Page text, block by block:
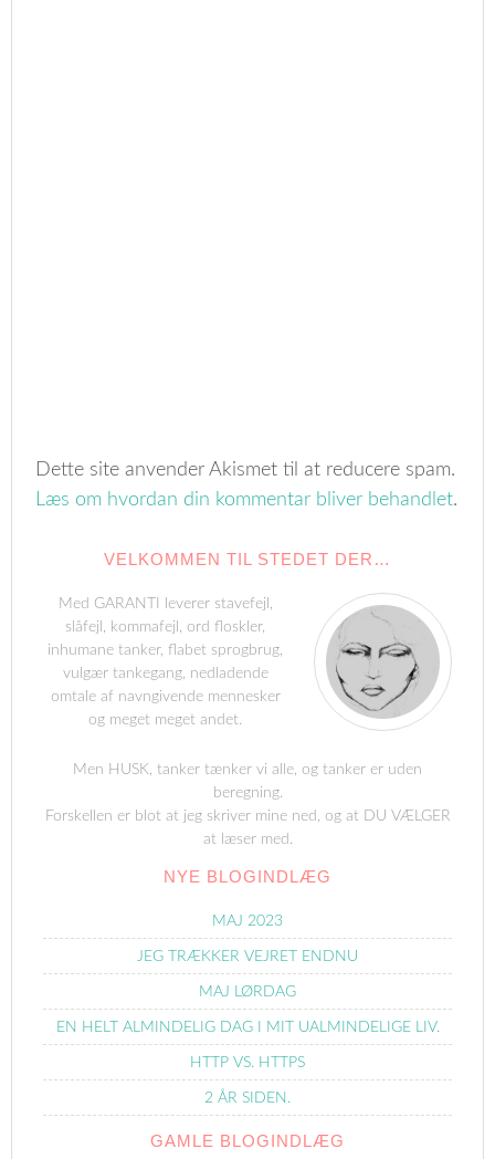
Dette site anvender Akismet til at reducere spam.
Læs om hvordan din kommentar bliver behandlet.
VELKOMMEN TIL STEDET DER…
Med GARANTI leverer stavefejl,
slåfejl, kommafejl, ord floskler,
inhumane tanker, flabet sprogbrug,
vulgær tankegang, nedladende
omtale af navngivende mennesker
og meget meget andet.
Men HUSK, tanker tænker vi alle, og tanker er uden
beregning.
Forskellen er blot at jeg skriver mine ned, og at DU VÆLGER
at læser med.
NYE BLOGINDLÆG
MAJ 2023
JEG TRÆKKER VEJRET ENDNU
MAJ LØRDAG
EN HELT ALMINDELIG DAG I MIT UALMINDELIGE LIV.
HTTP VS. HTTPS
2 ÅR SIDEN.
GAMLE BLOGINDLÆG